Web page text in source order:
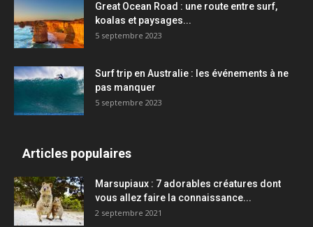
Great Ocean Road : une route entre surf,
koalas et paysages...
5 septembre 2023
Surf trip en Australie : les événements à ne
pas manquer
5 septembre 2023
Articles populaires
Marsupiaux : 7 adorables créatures dont
vous allez faire la connaissance...
2 septembre 2021